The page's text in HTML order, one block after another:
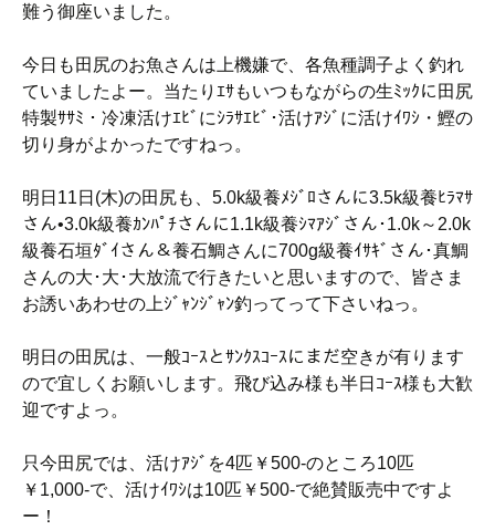
難う御座いました。
今日も田尻のお魚さんは上機嫌で、各魚種調子よく釣れ
ていましたよー。当たりｴｻもいつもながらの生ﾐｯｸに田尻
特製ｻｻﾐ・冷凍活けｴﾋﾞにｼﾗｻｴﾋﾞ･活けｱｼﾞに活けｲﾜｼ・鰹の
切り身がよかったですねっ。
明日11日(木)の田尻も、5.0k級養ﾒｼﾞﾛさんに3.5k級養ﾋﾗﾏｻ
さん•3.0k級養ｶﾝﾊﾟﾁさんに1.1k級養ｼﾏｱｼﾞさん･1.0k～2.0k
級養石垣ﾀﾞｲさん＆養石鯛さんに700g級養ｲｻｷﾞさん･真鯛
さんの大･大･大放流で行きたいと思いますので、皆さま
お誘いあわせの上ｼﾞｬﾝｼﾞｬﾝ釣ってって下さいねっ。
明日の田尻は、一般ｺｰｽとｻﾝｸｽｺｰｽにまだ空きが有ります
ので宜しくお願いします。飛び込み様も半日ｺｰｽ様も大歓
迎ですよっ。
只今田尻では、活けｱｼﾞを4匹￥500-のところ10匹
￥1,000-で、活けｲﾜｼは10匹￥500-で絶賛販売中ですよ
ー！